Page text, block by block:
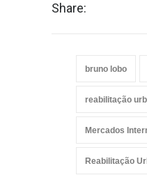
Share:
bruno lobo
reabilitação
Mercados
Reabilitação